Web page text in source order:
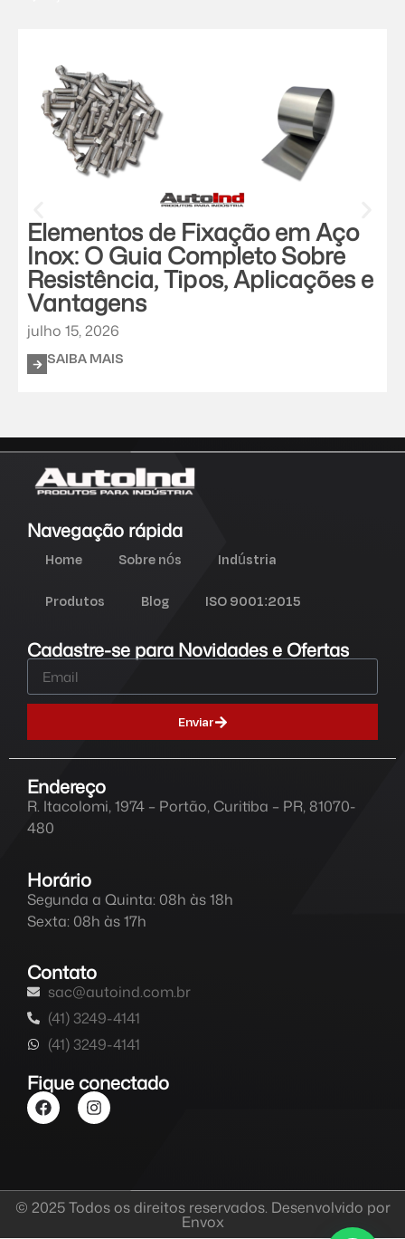
Elementos de Fixação em Aço
Inox: O Guia Completo Sobre
Resistência, Tipos, Aplicações e
Vantagens
julho 15, 2026
SAIBA MAIS
Navegação rápida
Home Sobre nós Indústria
Produtos Blog ISO 9001:2015
Cadastre-se para Novidades e Ofertas
Enviar
Endereço
R. Itacolomi, 1974 – Portão, Curitiba – PR, 81070-
480
Horário
Segunda a Quinta: 08h às 18h
Sexta: 08h às 17h
Contato
sac@autoind.com.br
(41) 3249-4141
(41) 3249-4141
Fique conectado
© 2025 Todos os direitos reservados. Desenvolvido por
Envox